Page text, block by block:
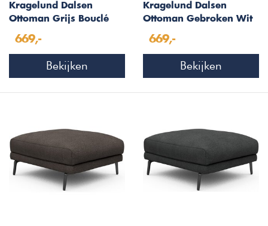
Kragelund Dalsen
Ottoman Grijs Bouclé
669,-
Bekijken
Kragelund Dalsen
Ottoman Gebroken Wit
669,-
Bekijken